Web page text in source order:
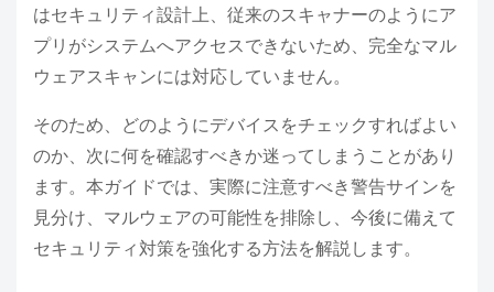
はセキュリティ設計上、従来のスキャナーのようにア
プリがシステムへアクセスできないため、完全なマル
ウェアスキャンには対応していません。
そのため、どのようにデバイスをチェックすればよい
のか、次に何を確認すべきか迷ってしまうことがあり
ます。本ガイドでは、実際に注意すべき警告サインを
見分け、マルウェアの可能性を排除し、今後に備えて
セキュリティ対策を強化する方法を解説します。